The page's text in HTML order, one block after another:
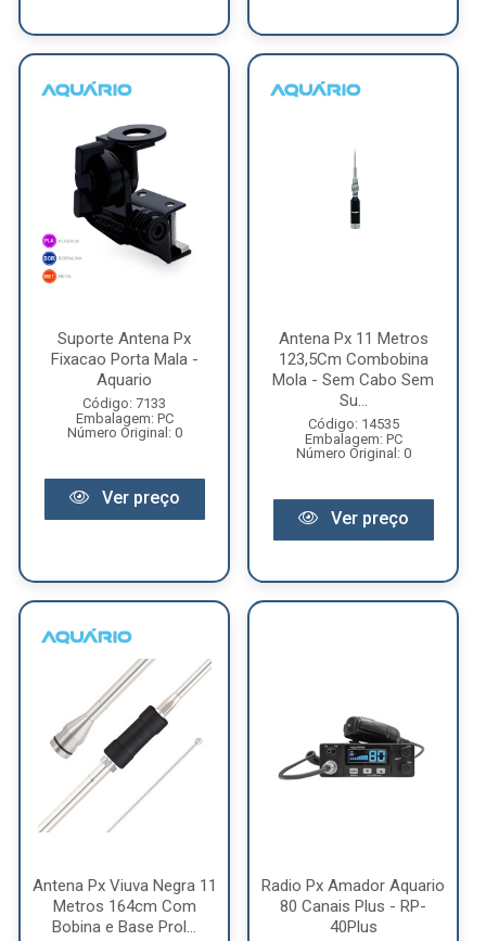
Suporte Antena Px
Fixacao Porta Mala -
Aquario
Código: 7133
Embalagem: PC
Número Original: 0
Ver preço
Antena Px 11 Metros
123,5Cm Combobina
Mola - Sem Cabo Sem
Su...
Código: 14535
Embalagem: PC
Número Original: 0
Ver preço
Antena Px Viuva Negra 11
Metros 164cm Com
Bobina e Base Prol...
Radio Px Amador Aquario
80 Canais Plus - RP-
40Plus